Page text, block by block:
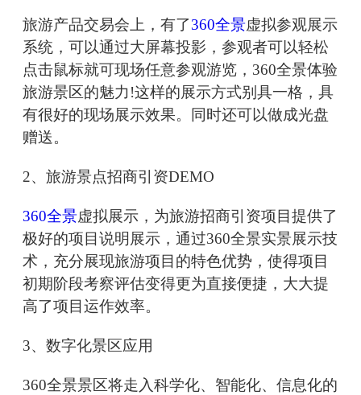
旅游产品交易会上，有了360全景虚拟参观展示
系统，可以通过大屏幕投影，参观者可以轻松
点击鼠标就可现场任意参观游览，360全景体验
旅游景区的魅力!这样的展示方式别具一格，具
有很好的现场展示效果。同时还可以做成光盘
赠送。
2、旅游景点招商引资DEMO
360全景虚拟展示，为旅游招商引资项目提供了
极好的项目说明展示，通过360全景实景展示技
术，充分展现旅游项目的特色优势，使得项目
初期阶段考察评估变得更为直接便捷，大大提
高了项目运作效率。
3、数字化景区应用
360全景景区将走入科学化、智能化、信息化的